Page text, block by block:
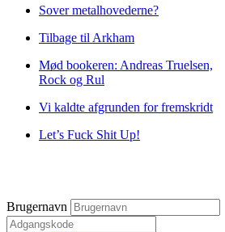
Sover metalhovederne?
Tilbage til Arkham
Mød bookeren: Andreas Truelsen,
Rock og Rul
Vi kaldte afgrunden for fremskridt
Let’s Fuck Shit Up!
Brugernavn